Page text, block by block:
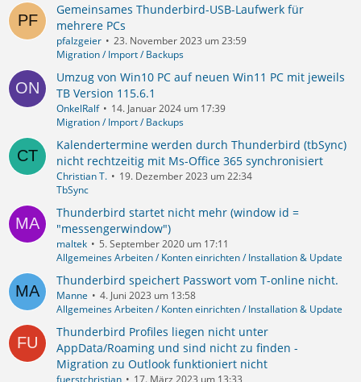
Gemeinsames Thunderbird-USB-Laufwerk für
mehrere PCs
pfalzgeier
23. November 2023 um 23:59
Migration / Import / Backups
Umzug von Win10 PC auf neuen Win11 PC mit jeweils
TB Version 115.6.1
OnkelRalf
14. Januar 2024 um 17:39
Migration / Import / Backups
Kalendertermine werden durch Thunderbird (tbSync)
nicht rechtzeitig mit Ms-Office 365 synchronisiert
Christian T.
19. Dezember 2023 um 22:34
TbSync
Thunderbird startet nicht mehr (window id =
"messengerwindow")
maltek
5. September 2020 um 17:11
Allgemeines Arbeiten / Konten einrichten / Installation & Update
Thunderbird speichert Passwort vom T-online nicht.
Manne
4. Juni 2023 um 13:58
Allgemeines Arbeiten / Konten einrichten / Installation & Update
Thunderbird Profiles liegen nicht unter
AppData/Roaming und sind nicht zu finden -
Migration zu Outlook funktioniert nicht
fuerstchristian
17. März 2023 um 13:33